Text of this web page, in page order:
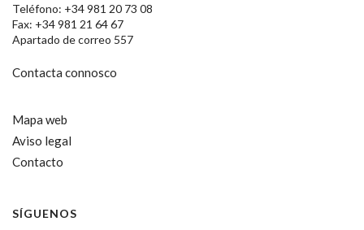
Teléfono: +34 981 20 73 08
Fax: +34 981 21 64 67
Apartado de correo 557
Contacta connosco
Mapa web
Aviso legal
Contacto
SÍGUENOS